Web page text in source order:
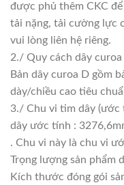
được phủ thêm CKC
tải nặng, tải cường lực
vui lòng liên hệ riêng.
2./ Quy cách dây
Bản dây curoa D gồm
dày/chiều cao tiêu
3./ Chu vi tim dây (ước
dây ước tính :
. Chu vi này là chu vi
Trọng lượng sản phẩm
Kích thước đóng gói